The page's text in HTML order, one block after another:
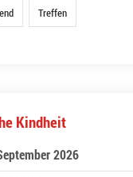
Treffen
Kindheit
2026